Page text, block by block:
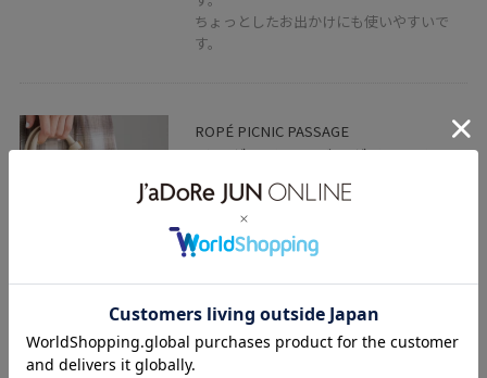
ちょっとしたお出かけにも使いやすいで
す。
ROPÉ PICNIC PASSAGE
ドッグモチーフバッグチャーム
イエロー / F
¥2,090
レビュー
付けやすいです。